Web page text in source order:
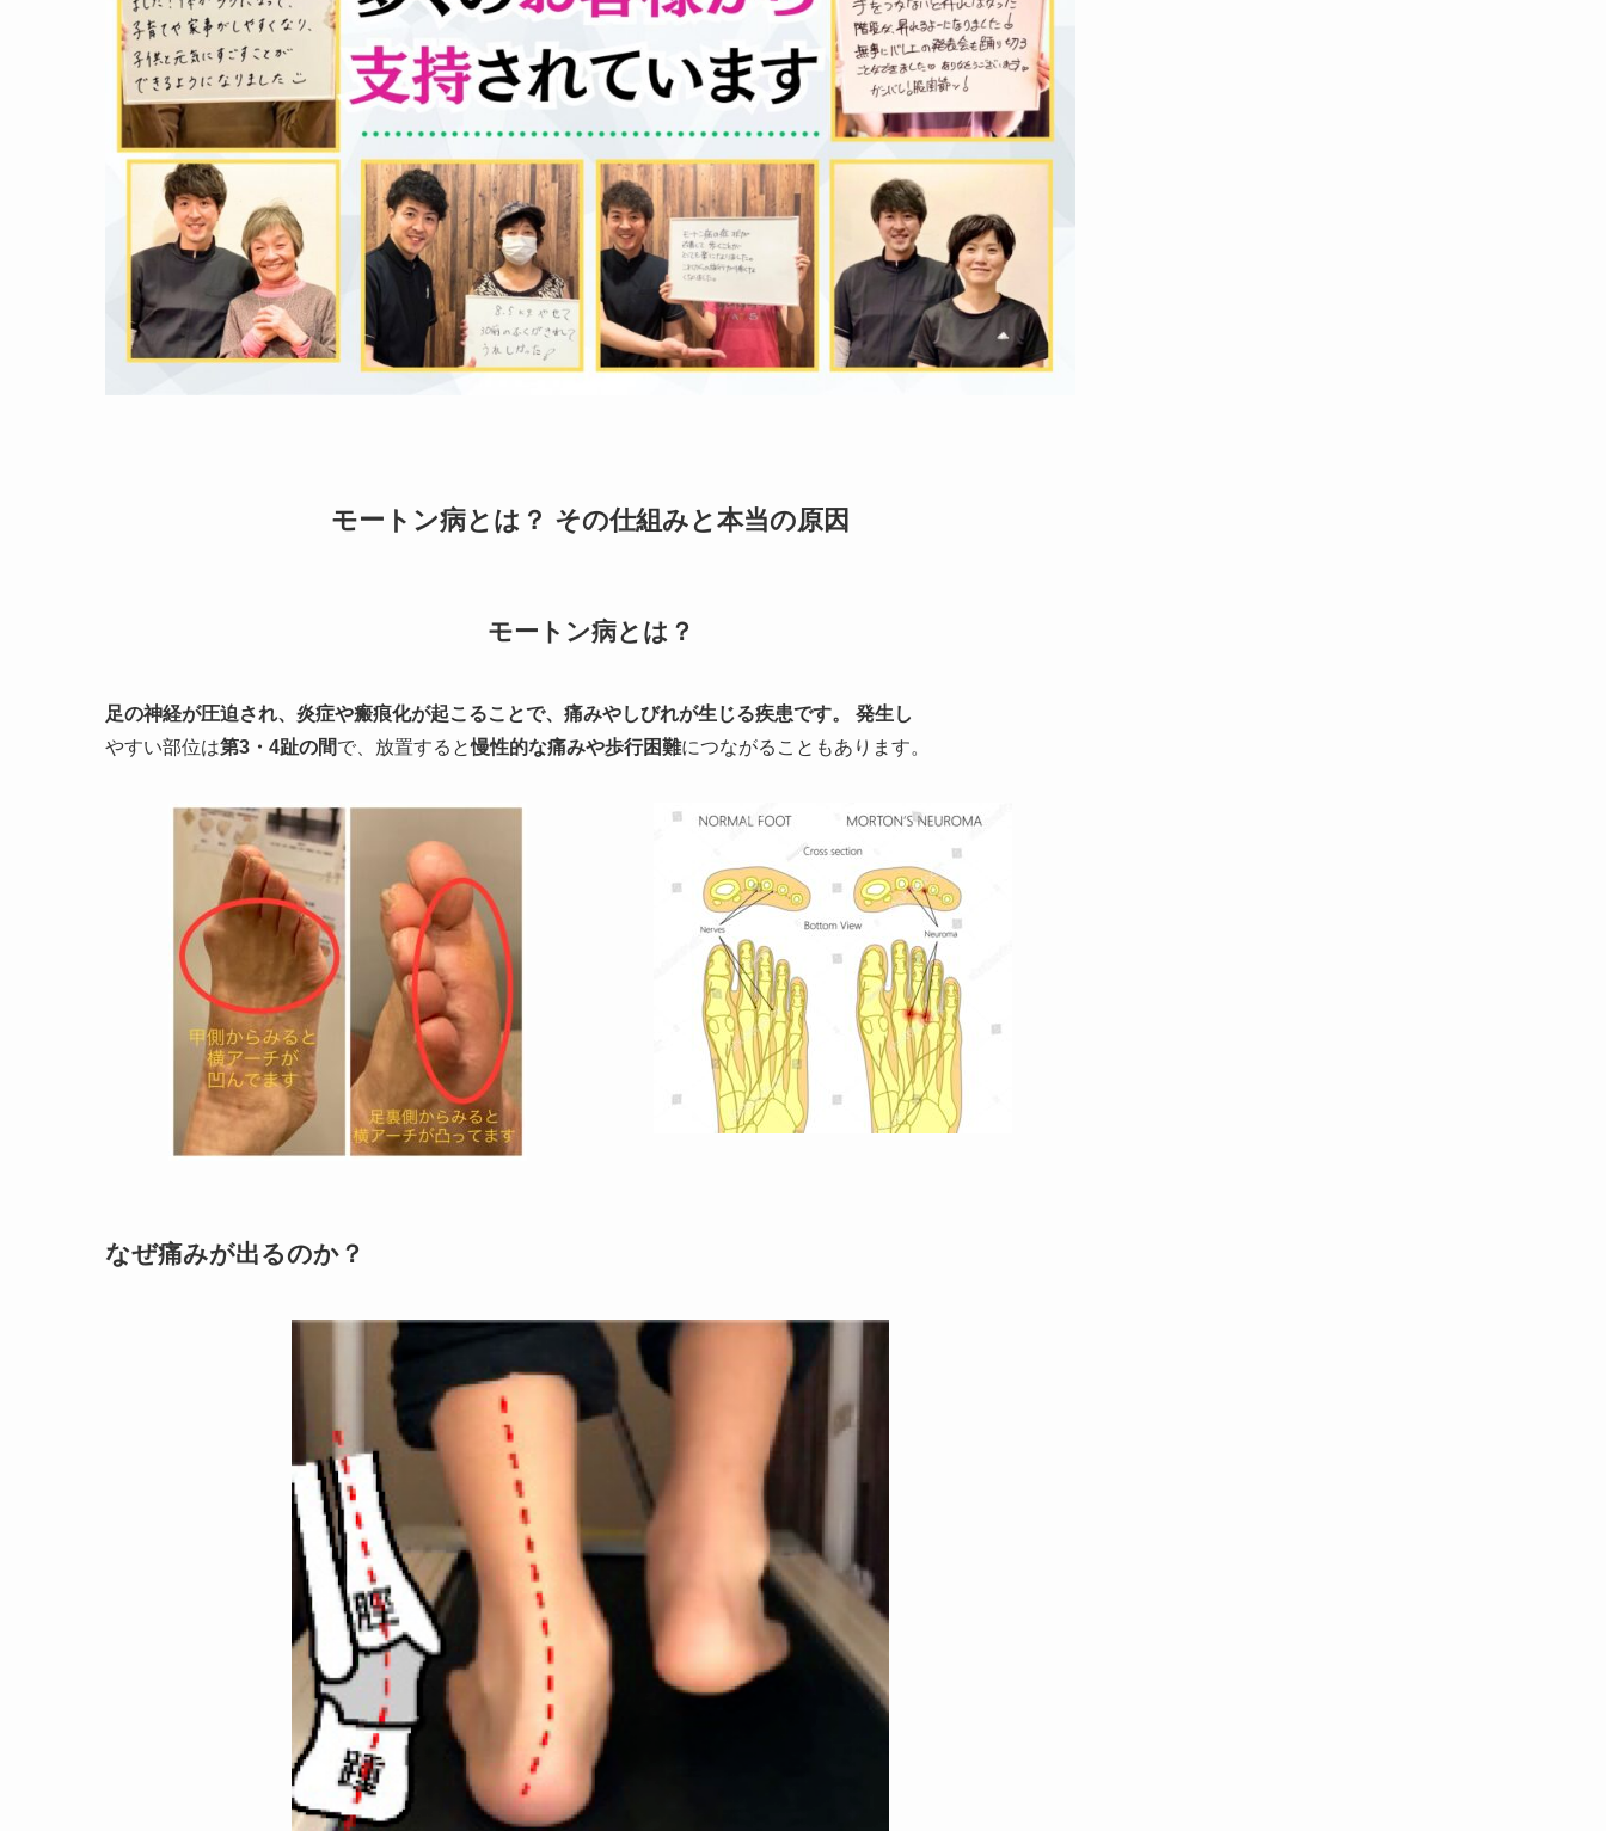
モートン病とは？ その仕組みと本当の原因
モートン病とは？
足の神経が圧迫され、炎症や瘢痕化が起こることで、痛みやしびれが生じる疾患です。 発生し
やすい部位は第3・4趾の間で、放置すると慢性的な痛みや歩行困難につながることもあります。
なぜ痛みが出るのか？